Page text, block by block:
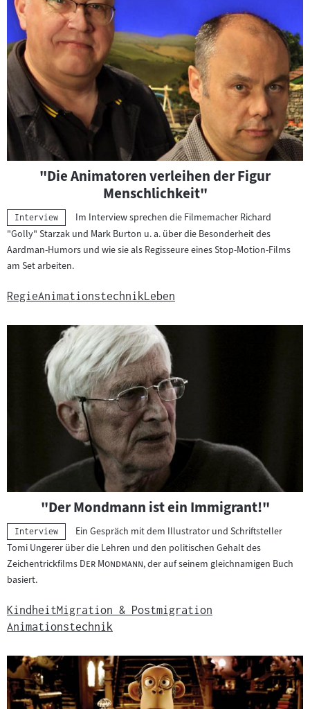
"Die Animatoren verleihen der Figur
Menschlichkeit"
Kategorie:
Interview
Im Interview sprechen die Filmemacher Richard
"Golly" Starzak und Mark Burton u. a. über die Besonderheit des
Aardman-Humors und wie sie als Regisseure eines Stop-Motion-Films
am Set arbeiten.
RegieAnimationstechnik Leben
"Der Mondmann ist ein Immigrant!"
Kategorie:
Interview
Ein Gespräch mit dem Illustrator und Schriftsteller
Tomi Ungerer über die Lehren und den politischen Gehalt des
Zeichentrickfilms "Der Mondmann", der auf seinem gleichnamigen Buch
basiert.
KindheitMigration & Postmigration
Animationstechnik